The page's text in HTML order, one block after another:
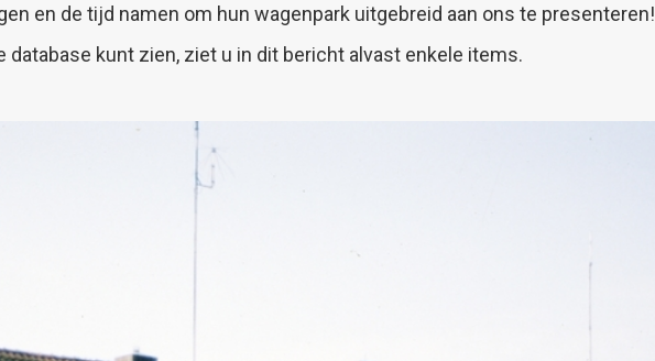
en de tijd namen om hun wagenpark uitgebreid aan ons te presenteren!
database kunt zien, ziet u in dit bericht alvast enkele items.